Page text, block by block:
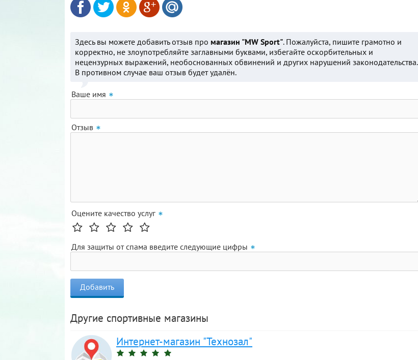
Здесь вы можете добавить отзыв про магазин "MW Sport". Пожалуйста, пишите грамотно и
корректно, не злоупотребляйте заглавными буквами, избегайте оскорбительных и
нецензурных выражений, необоснованных обвинений и других нарушений законодательства.
В противном случае ваш отзыв будет удалён.
Ваше имя
Отзыв
Оцените качество услуг
Для защиты от спама введите следующие цифры
Другие спортивные магазины
Интернет-магазин "Технозал"